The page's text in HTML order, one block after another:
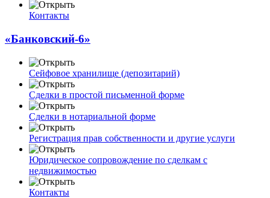
Контакты
«Банковский-6»
Сейфовое хранилище (депозитарий)
Сделки в простой письменной форме
Сделки в нотариальной форме
Регистрация прав собственности и другие услуги
Юридическое сопровождение по сделкам с
недвижимостью
Контакты